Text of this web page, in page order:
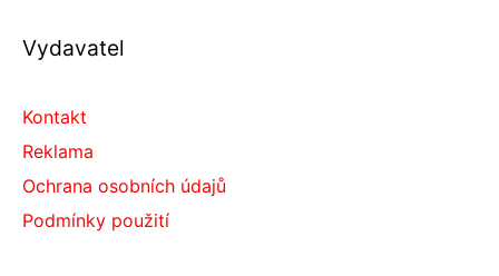
Vydavatel
Kontakt
Reklama
Ochrana osobních údajů
Podmínky použití